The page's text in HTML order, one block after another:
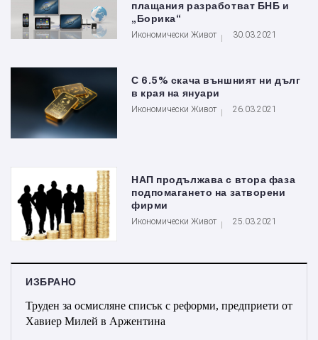
плащания разработват БНБ и
„Борика“
Икономически Живот 30.03.2021
С 6.5% скача външният ни дълг
в края на януари
Икономически Живот 26.03.2021
НАП продължава с втора фаза
подпомагането на затворени
фирми
Икономически Живот 25.03.2021
ИЗБРАНО
Труден за осмисляне списък с реформи, предприети от
Хавиер Милей в Аржентина